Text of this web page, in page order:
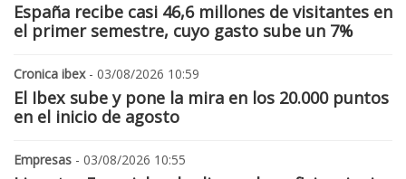
España recibe casi 46,6 millones de visitantes en
el primer semestre, cuyo gasto sube un 7%
Cronica ibex- 03/08/2026 10:59
El Ibex sube y pone la mira en los 20.000 puntos
en el inicio de agosto
Empresas - 03/08/2026 10:55